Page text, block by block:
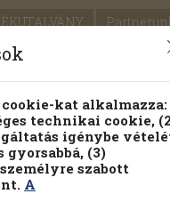
SEGÍTSÉG
Témaköri fa
kat alkalmazza:
technikai cookie,
igénybe
gyorsabbá, (3)
szabott
A